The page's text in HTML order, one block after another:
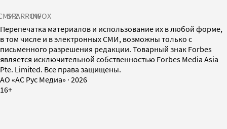
SPARROWINFOX
Перепечатка материалов и использование их в любой форме,
в том числе и в электронных СМИ, возможны только с
письменного разрешения редакции. Товарный знак Forbes
является исключительной собственностью Forbes Media Asia
Pte. Limited. Все права защищены.
AO «АС Рус Медиа» · 2026
16+